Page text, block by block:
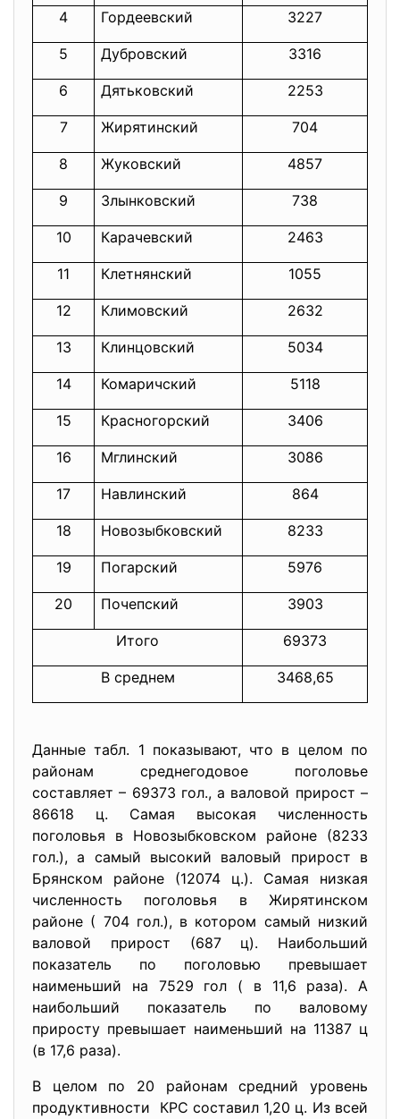
4 Гордеевский 3227
5 Дубровский 3316
6 Дятьковский 2253
7 Жирятинский 704
8 Жуковский 4857
9 Злынковский 738
10 Карачевский 2463
11 Клетнянский 1055
12 Климовский 2632
13 Клинцовский 5034
14 Комаричский 5118
15 Красногорский 3406
16 Мглинский 3086
17 Навлинский 864
18 Новозыбковский 8233
19 Погарский 5976
20 Почепский 3903
Итого 69373
В среднем 3468,65
Данные табл. 1 показывают, что в целом по
районам среднегодовое поголовье
составляет – 69373 гол., а валовой прирост –
86618 ц. Самая высокая численность
поголовья в Новозыбковском районе (8233
гол.), а самый высокий валовый прирост в
Брянском районе (12074 ц.). Самая низкая
численность поголовья в Жирятинском
районе ( 704 гол.), в котором самый низкий
валовой прирост (687 ц). Наибольший
показатель по поголовью превышает
наименьший на 7529 гол ( в 11,6 раза). А
наибольший показатель по валовому
приросту превышает наименьший на 11387 ц
(в 17,6 раза).
В целом по 20 районам средний уровень
продуктивности КРС составил 1,20 ц. Из всей